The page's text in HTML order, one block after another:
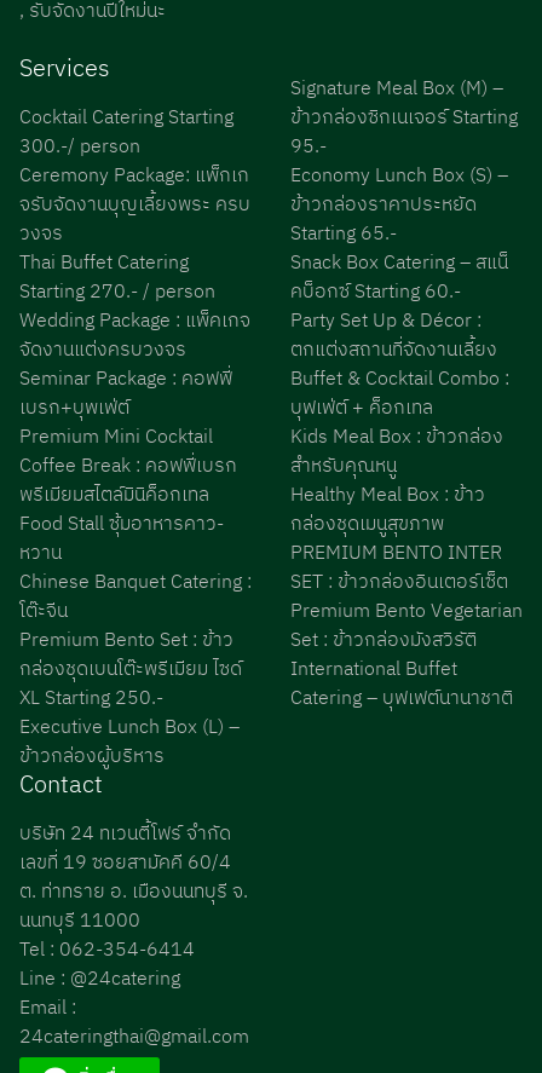
, รับจัดงานปีใหม่นะ
Services
Cocktail Catering Starting
300.-/ person
Ceremony Package: แพ็กเก
จรับจัดงานบุญเลี้ยงพระ ครบ
วงจร
Thai Buffet Catering
Starting 270.- / person
Wedding Package : แพ็คเกจ
จัดงานแต่งครบวงจร
Seminar Package : คอฟฟี่
เบรก+บุพเฟ่ต์
Premium Mini Cocktail
Coffee Break : คอฟฟี่เบรก
พรีเมียมสไตล์มินิค็อกเทล
Food Stall ซุ้มอาหารคาว-
หวาน
Chinese Banquet Catering :
โต๊ะจีน
Premium Bento Set : ข้าว
กล่องชุดเบนโต๊ะพรีเมียม ไซด์
XL Starting 250.-
Executive Lunch Box (L) –
ข้าวกล่องผู้บริหาร
Signature Meal Box (M) –
ข้าวกล่องซิกเนเจอร์ Starting
95.-
Economy Lunch Box (S) –
ข้าวกล่องราคาประหยัด
Starting 65.-
Snack Box Catering – สแน็
คบ็อกซ์ Starting 60.-
Party Set Up & Décor :
ตกแต่งสถานที่จัดงานเลี้ยง
Buffet & Cocktail Combo :
บุฟเฟ่ต์ + ค็อกเทล
Kids Meal Box : ข้าวกล่อง
สำหรับคุณหนู
Healthy Meal Box : ข้าว
กล่องชุดเมนูสุขภาพ
PREMIUM BENTO INTER
SET : ข้าวกล่องอินเตอร์เซ็ต
Premium Bento Vegetarian
Set : ข้าวกล่องมังสวิรัติ
International Buffet
Catering – บุฟเฟต์นานาชาติ
Contact
บริษัท 24 ทเวนตี้โฟร์ จำกัด
เลขที่ 19 ซอยสามัคคี 60/4
ต. ท่าทราย อ. เมืองนนทบุรี จ.
นนทบุรี 11000
Tel : 062-354-6414
Line : @24catering
Email :
24cateringthai@gmail.com